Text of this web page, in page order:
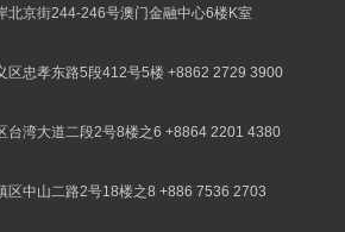
北京街244-246号澳门金融中心6楼K室
区忠孝东路5段412号5楼 +8862 2729 3900
台湾大道二段2号8楼之6 +8864 2201 4380
区中山二路2号18楼之8 +886 7536 2703